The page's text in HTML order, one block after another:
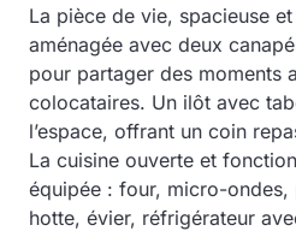
La pièce de vie, spacieuse
aménagée avec deux
pour partager des moments
colocataires. Un ilôt avec
l’espace, offrant un coin
La cuisine ouverte et
équipée : four, micro-ondes,
hotte, évier, réfrigérateur